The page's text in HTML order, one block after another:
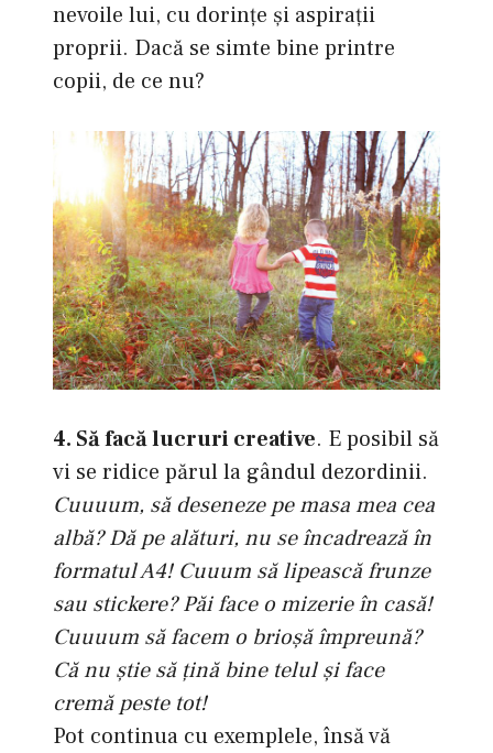
nevoile lui, cu dorinţe şi aspiraţii
proprii. Dacă se simte bine printre
copii, de ce nu?
4. Să facă lucruri creative. E posibil să
vi se ridice părul la gândul dezordinii.
Cuuuum, să deseneze pe masa mea cea
albă? Dă pe alături, nu se încadrează în
formatul A4! Cuuum să lipească frunze
sau stickere? Păi face o mizerie în casă!
Cuuuum să facem o brioşă împreună?
Că nu ştie să ţină bine telul şi face
cremă peste tot!
Pot continua cu exemplele, însă vă